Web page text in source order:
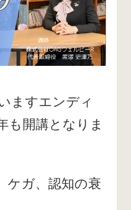
ますエンディ
も開講となりま
ケガ、認知の衰